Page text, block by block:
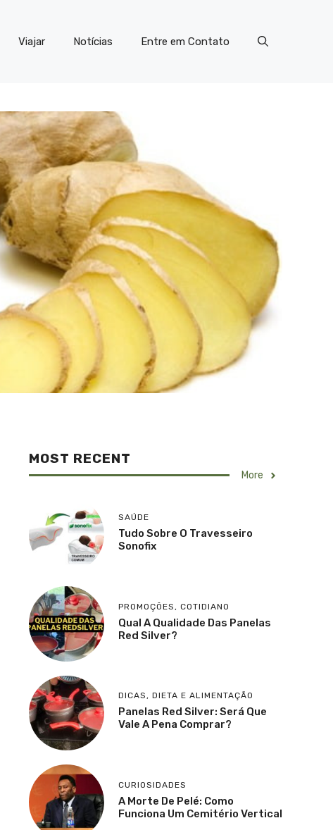
Viajar Notícias Entre em Contato
MOST RECENT
More
SAÚDE
Tudo Sobre O Travesseiro
Sonofix
PROMOÇÕES , COTIDIANO
Qual A Qualidade Das Panelas
Red Silver?
DICAS, DIETA E ALIMENTAÇÃO
Panelas Red Silver: Será Que
Vale A Pena Comprar?
CURIOSIDADES
A Morte De Pelé: Como
Funciona Um Cemitério Vertical